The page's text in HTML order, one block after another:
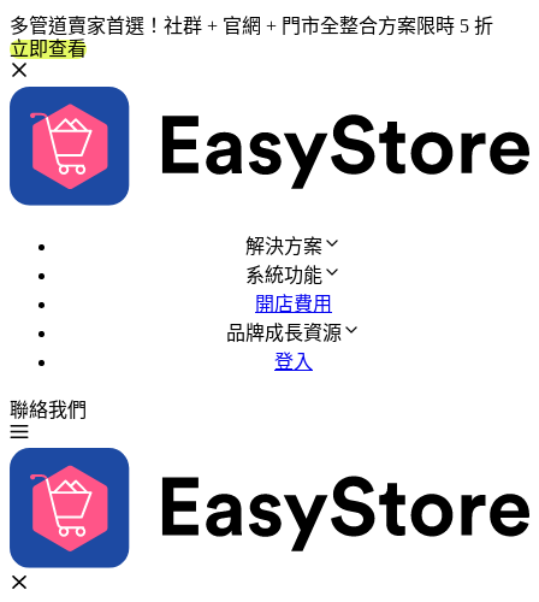
多管道賣家首選！社群 + 官網 + 門市全整合方案限時 5 折
立即查看
解決方案
系統功能
開店費用
品牌成長資源
登入
聯絡我們